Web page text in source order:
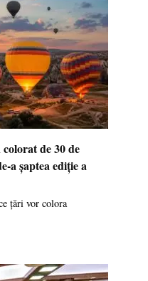
de 30 de
a șaptea ediție a
țări vor colora